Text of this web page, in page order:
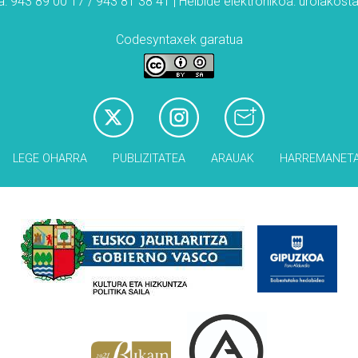
Codesyntaxek garatua
LEGE OHARRA PUBLIZITATEA ARAUAK